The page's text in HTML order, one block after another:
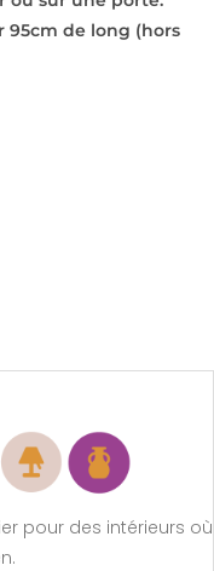
95cm de long (hors
pour des intérieurs où